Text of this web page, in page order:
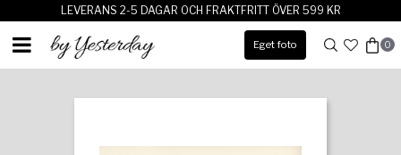
LEVERANS 2-5 DAGAR OCH FRAKTFRITT ÖVER 599 KR
Eget foto 0